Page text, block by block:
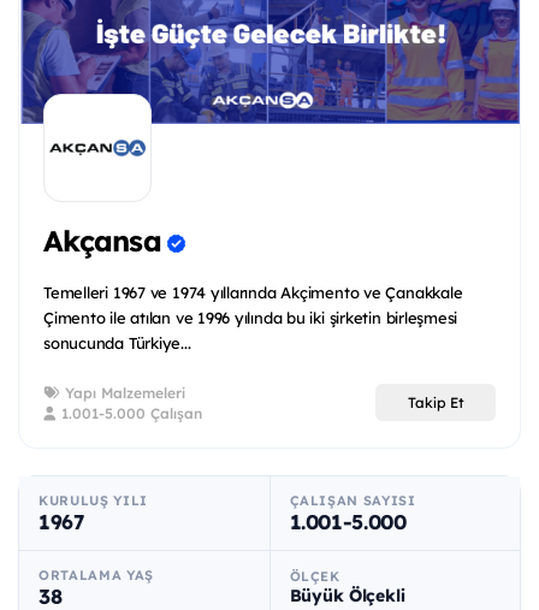
Akçansa
Temelleri 1967 ve 1974 yıllarında Akçimento ve Çanakkale
Çimento ile atılan ve 1996 yılında bu iki şirketin birleşmesi
sonucunda Türkiye...
Yapı Malzemeleri
1.001-5.000 Çalışan
Takip Et
KURULUŞ YILI
1967
ÇALIŞAN SAYISI
1.001-5.000
ORTALAMA YAŞ
38
ÖLÇEK
Büyük Ölçekli